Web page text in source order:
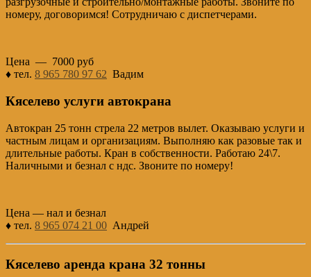
номеру, договоримся! Сотрудничаю с диспетчерами.
Цена — 7000 руб
♦ тел. 8 965 780 97 62 Вадим
Кяселево услуги автокрана
Автокран 25 тонн стрела 22 метров вылет. Оказываю услуги и
частным лицам и организациям. Выполняю как разовые так и
длительные работы. Кран в собственности. Работаю 24\7.
Наличными и безнал с ндс. Звоните по номеру!
Цена — нал и безнал
♦ тел. 8 965 074 21 00 Андрей
Кяселево аренда крана 32 тонны